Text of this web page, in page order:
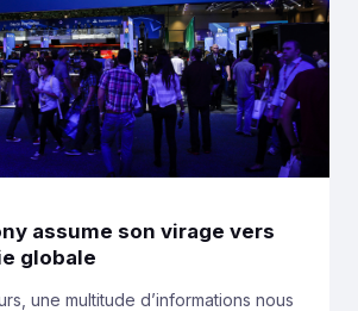
assume son virage vers
globale
une multitude d’informations nous